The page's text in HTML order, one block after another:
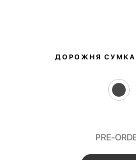
ДОРОЖНЯ СУМКА
PRE-